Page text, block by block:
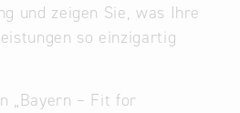
und zeigen Sie, was Ihre
so einzigartig
„Bayern – Fit for